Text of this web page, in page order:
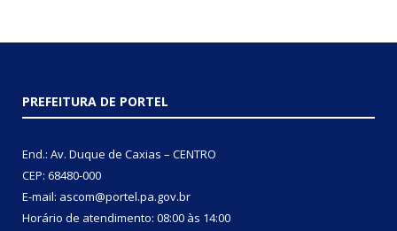
PREFEITURA DE PORTEL
End.: Av. Duque de Caxias – CENTRO
CEP: 68480-000
E-mail: ascom@portel.pa.gov.br
Horário de atendimento: 08:00 às 14:00